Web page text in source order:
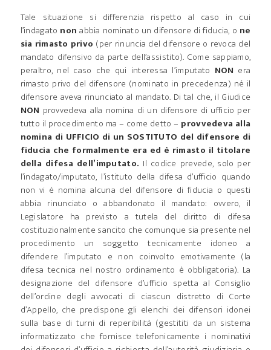
Tale situazione si differenzia rispetto al caso in cui
l’indagato non abbia nominato un difensore di fiducia, o ne
sia rimasto privo (per rinuncia del difensore o revoca del
mandato difensivo da parte dell’assistito). Come sappiamo,
peraltro, nel caso che qui interessa l’imputato NON era
rimasto privo del difensore (nominato in precedenza) né il
difensore aveva rinunciato al mandato. Di tal che, il Giudice
NON provvedeva alla nomina di un difensore di ufficio per
tutto il procedimento ma – come detto – provvedeva alla
nomina di UFFICIO di un SOSTITUTO del difensore di
fiducia che formalmente era ed è rimasto il titolare
della difesa dell’imputato. Il codice prevede, solo per
l’indagato/imputato, l’istituto della difesa d’ufficio quando
non vi è nomina alcuna del difensore di fiducia o questi
abbia rinunciato o abbandonato il mandato: ovvero, il
Legislatore ha previsto a tutela del diritto di difesa
costituzionalmente sancito che comunque sia presente nel
procedimento un soggetto tecnicamente idoneo a
difendere l’imputato e non coinvolto emotivamente (la
difesa tecnica nel nostro ordinamento è obbligatoria). La
designazione del difensore d’ufficio spetta al Consiglio
dell’ordine degli avvocati di ciascun distretto di Corte
d’Appello, che predispone gli elenchi dei difensori idonei
sulla base di turni di reperibilità (gestititi da un sistema
informatizzato che fornisce telefonicamente i nominativi